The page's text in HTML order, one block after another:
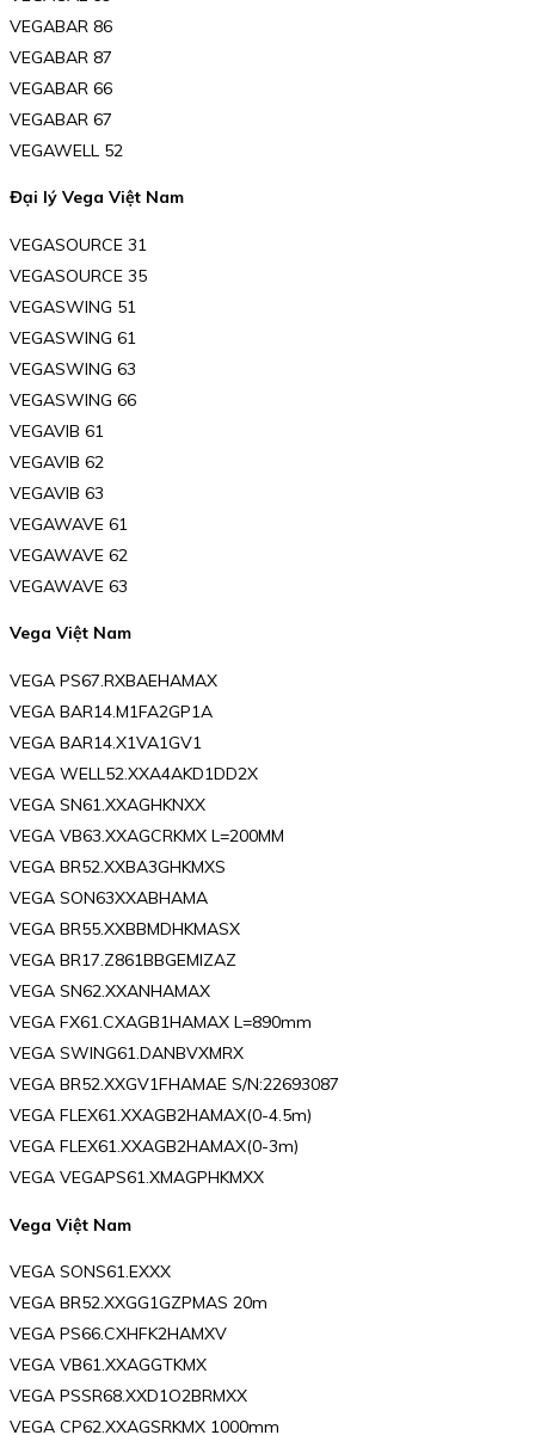
VEGABAR 86
VEGABAR 87
VEGABAR 66
VEGABAR 67
VEGAWELL 52
Đại lý Vega Việt Nam
VEGASOURCE 31
VEGASOURCE 35
VEGASWING 51
VEGASWING 61
VEGASWING 63
VEGASWING 66
VEGAVIB 61
VEGAVIB 62
VEGAVIB 63
VEGAWAVE 61
VEGAWAVE 62
VEGAWAVE 63
Vega Việt Nam
VEGA PS67.RXBAEHAMAX
VEGA BAR14.M1FA2GP1A
VEGA BAR14.X1VA1GV1
VEGA WELL52.XXA4AKD1DD2X
VEGA SN61.XXAGHKNXX
VEGA VB63.XXAGCRKMX L=200MM
VEGA BR52.XXBA3GHKMXS
VEGA SON63XXABHAMA
VEGA BR55.XXBBMDHKMASX
VEGA BR17.Z861BBGEMIZAZ
VEGA SN62.XXANHAMAX
VEGA FX61.CXAGB1HAMAX L=890mm
VEGA SWING61.DANBVXMRX
VEGA BR52.XXGV1FHAMAE S/N:22693087
VEGA FLEX61.XXAGB2HAMAX(0-4.5m)
VEGA FLEX61.XXAGB2HAMAX(0-3m)
VEGA VEGAPS61.XMAGPHKMXX
Vega Việt Nam
VEGA SONS61.EXXX
VEGA BR52.XXGG1GZPMAS 20m
VEGA PS66.CXHFK2HAMXV
VEGA VB61.XXAGGTKMX
VEGA PSSR68.XXD1O2BRMXX
VEGA CP62.XXAGSRKMX 1000mm